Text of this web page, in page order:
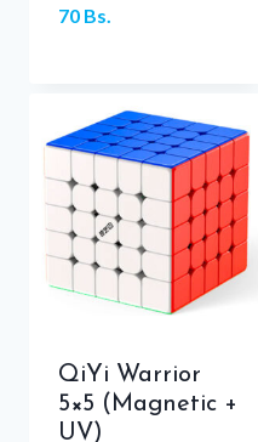
70 Bs.
QiYi Warrior
5×5 (Magnetic +
UV)